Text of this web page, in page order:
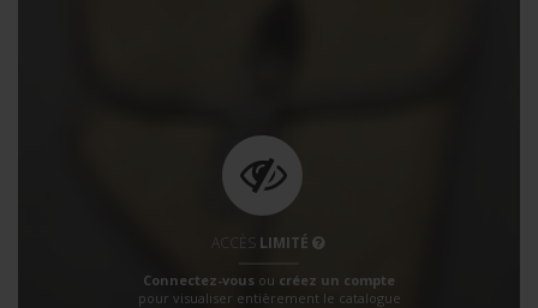
ACCÈS LIMITÉ
Connectez-vous ou créez un compte
pour visualiser entièrement le catalogue